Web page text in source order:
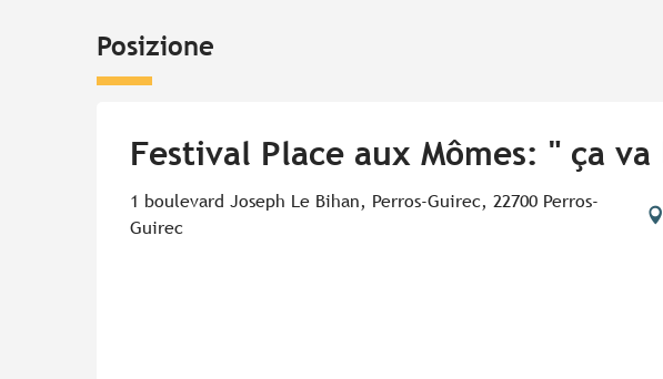
Posizione
Festival Place aux Mômes: " ça
1 boulevard Joseph Le Bihan, Perros-Guirec, 22700 Perros-
Guirec